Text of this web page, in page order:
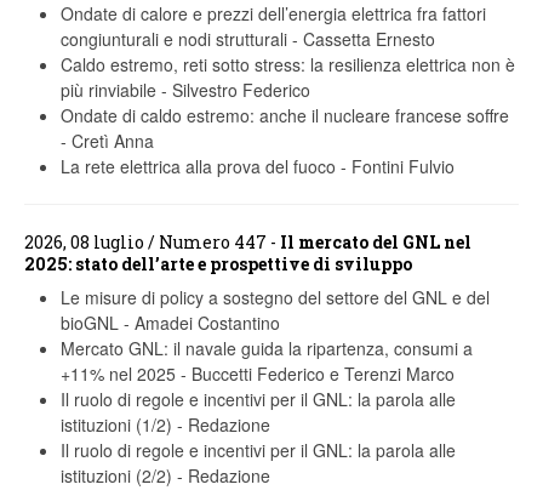
Ondate di calore e prezzi dell’energia elettrica fra fattori
congiunturali e nodi strutturali - Cassetta Ernesto
Caldo estremo, reti sotto stress: la resilienza elettrica non è
più rinviabile - Silvestro Federico
Ondate di caldo estremo: anche il nucleare francese soffre
- Cretì Anna
La rete elettrica alla prova del fuoco - Fontini Fulvio
2026, 08 luglio / Numero 447 - Il mercato del GNL nel
2025: stato dell’arte e prospettive di sviluppo
Le misure di policy a sostegno del settore del GNL e del
bioGNL - Amadei Costantino
Mercato GNL: il navale guida la ripartenza, consumi a
+11% nel 2025 - Buccetti Federico e Terenzi Marco
Il ruolo di regole e incentivi per il GNL: la parola alle
istituzioni (1/2) - Redazione
Il ruolo di regole e incentivi per il GNL: la parola alle
istituzioni (2/2) - Redazione